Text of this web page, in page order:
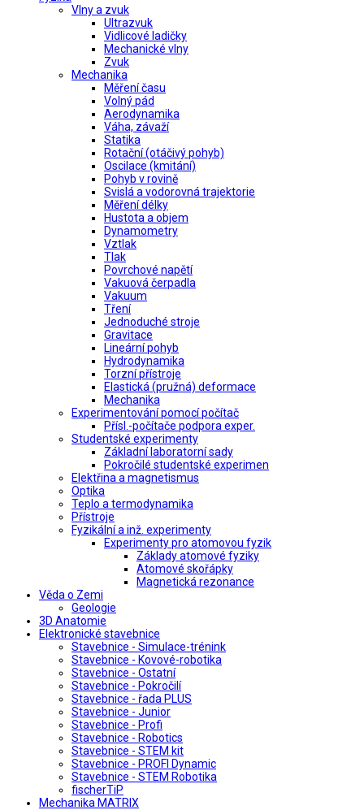
Vlny a zvuk
Ultrazvuk
Vidlicové ladičky
Mechanické vlny
Zvuk
Mechanika
Měření času
Volný pád
Aerodynamika
Váha, závaží
Statika
Rotační (otáčivý pohyb)
Oscilace (kmitání)
Pohyb v rovině
Svislá a vodorovná trajektorie
Měření délky
Hustota a objem
Dynamometry
Vztlak
Tlak
Povrchové napětí
Vakuová čerpadla
Vakuum
Tření
Jednoduché stroje
Gravitace
Lineární pohyb
Hydrodynamika
Torzní přístroje
Elastická (pružná) deformace
Mechanika
Experimentování pomocí počítač
Přísl.-počítače podpora exper.
Studentské experimenty
Základní laboratorní sady
Pokročilé studentské experimen
Elektřina a magnetismus
Optika
Teplo a termodynamika
Přístroje
Fyzikální a inž. experimenty
Experimenty pro atomovou fyzik
Základy atomové fyziky
Atomové skořápky
Magnetická rezonance
Věda o Zemi
Geologie
3D Anatomie
Elektronické stavebnice
Stavebnice - Simulace-trénink
Stavebnice - Kovové-robotika
Stavebnice - Ostatní
Stavebnice - Pokročilí
Stavebnice - řada PLUS
Stavebnice - Junior
Stavebnice - Profi
Stavebnice - Robotics
Stavebnice - STEM kit
Stavebnice - PROFI Dynamic
Stavebnice - STEM Robotika
fischerTiP
Mechanika MATRIX